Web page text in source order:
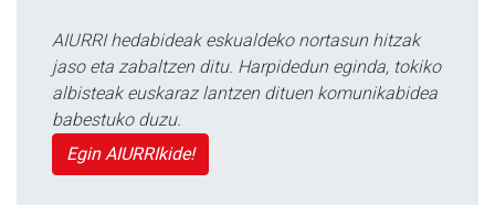
AIURRI hedabideak eskualdeko nortasun hitzak
jaso eta zabaltzen ditu. Harpidedun eginda, tokiko
albisteak euskaraz lantzen dituen komunikabidea
babestuko duzu.
Egin AIURRIkide!